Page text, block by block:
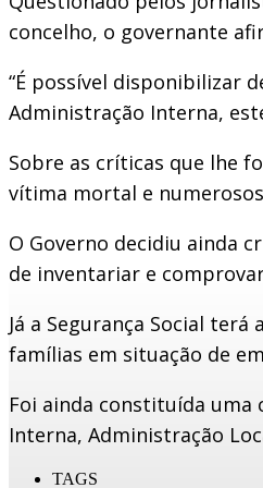
concelho, o governante
“É possível disponibilizar
Administração Interna,
Sobre as críticas que lhe
vítima mortal e
O Governo decidiu ainda
de inventariar e
Já a Segurança Social
famílias em situação de
Foi ainda constituída
Interna, Administração
TAGS